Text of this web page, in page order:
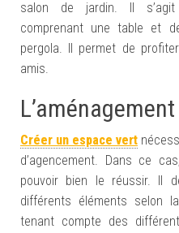
salon de jardin. Il s’agit
comprenant une table et
pergola. Il permet de
amis.
Créer un espace vert
d’agencement. Dans ce
pouvoir bien le réussir. Il
différents éléments selon
tenant compte des